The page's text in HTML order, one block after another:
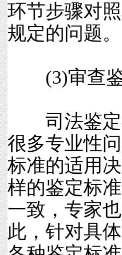
环节步骤对
规定的问题。
(3)审查鉴
司法鉴定
很多专业性
标准的适用
样的鉴定标
一致，专家
此，针对具